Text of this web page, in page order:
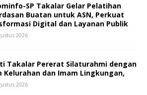
SP Takalar Gelar Pelatihan
Buatan untuk ASN, Perkuat
Digital dan Layanan Publik
2026
Takalar Pererat Silaturahmi dengan
Kelurahan dan Imam Lingkungan,
2026